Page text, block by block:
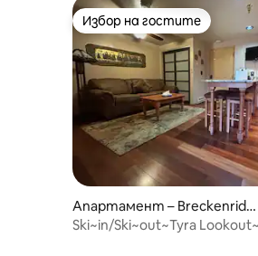
Избор на гостите
Избор на гостите
Апартамент – Breckenridg
e
Ski~in/Ski~out~Tyra